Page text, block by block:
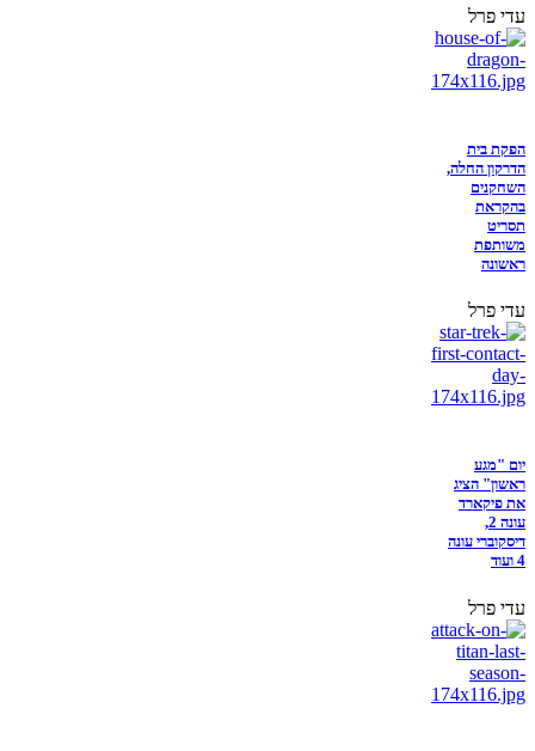
עדי פרל
הפקת בית
הדרקון החלה,
השחקנים
בהקראת
תסריט
משותפת
ראשונה
עדי פרל
יום "מגע
ראשון" הציג
את פיקארד
עונה 2,
דיסקוברי עונה
4 ועוד
עדי פרל